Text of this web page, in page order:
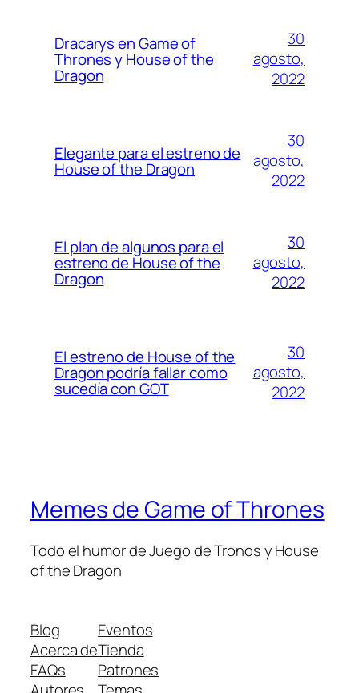
Dracarys en Game of
Thrones y House of the
Dragon
30
agosto,
2022
Elegante para el estreno de
House of the Dragon
30
agosto,
2022
El plan de algunos para el
estreno de House of the
Dragon
30
agosto,
2022
El estreno de House of the
Dragon podría fallar como
sucedía con GOT
30
agosto,
2022
Memes de Game of Thrones
Todo el humor de Juego de Tronos y House
of the Dragon
Blog
Acerca de
FAQs
Eventos
Tienda
Patrones